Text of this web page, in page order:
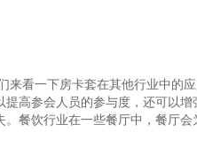
看一下房卡套在其他行业中的
高参会人员的参与度，还可以
餐饮行业在一些餐厅中，餐厅